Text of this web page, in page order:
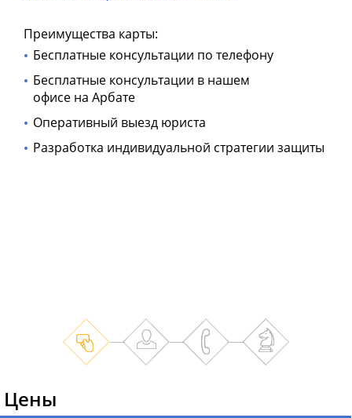
Преимущества карты:
Бесплатные консультации по телефону
Бесплатные консультации в нашем
офисе на Арбате
Оперативный выезд юриста
Разработка индивидуальной стратегии защиты
Цены